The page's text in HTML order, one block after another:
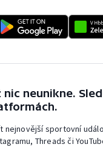
neunikne.
nejnovější sportovní
Threads či